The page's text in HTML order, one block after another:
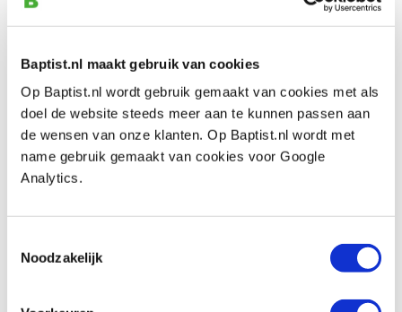
Baptist.nl maakt gebruik van cookies
Op Baptist.nl wordt gebruik gemaakt van cookies met als
doel de website steeds meer aan te kunnen passen aan
de wensen van onze klanten. Op Baptist.nl wordt met
name gebruik gemaakt van cookies voor Google
Analytics.
Noodzakelijk
Pégas figuurzaagjes Regular Progressive
#5 middelfijn, 12 stuks